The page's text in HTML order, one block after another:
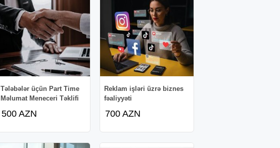
Tələbələr üçün Part Time
Məlumat Meneceri Təklifi
500 AZN
Reklam işləri üzrə biznes
fəaliyyəti
700 AZN